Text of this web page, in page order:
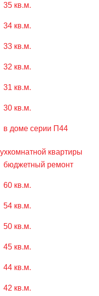
35 кв.м.
34 кв.м.
33 кв.м.
32 кв.м.
31 кв.м.
30 кв.м.
в доме серии П44
квартиры
бюджетный ремонт
60 кв.м.
54 кв.м.
50 кв.м.
45 кв.м.
44 кв.м.
42 кв.м.